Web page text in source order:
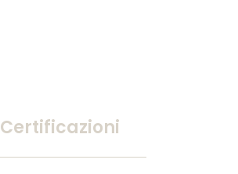
Certificazioni